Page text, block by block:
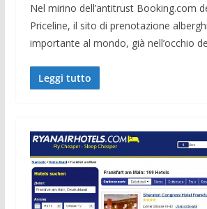
Nel mirino dell’antitrust Booking.com
Priceline, il sito di prenotazione
importante al mondo, già nell’occhio
Leggi tutto